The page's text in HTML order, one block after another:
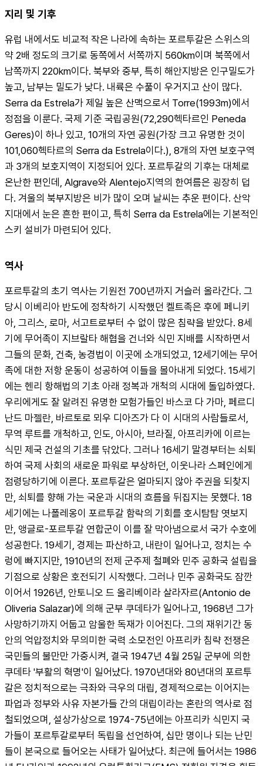
지리 및 기후
유럽 내에서도 비교적 작은 나라에 속하는 포르투갈은 스위스의
약 2배 정도의 크기로 동쪽에서 서쪽까지 560km이며 북쪽에서
남쪽까지 220km이다. 북부와 중부, 특히 해안지방은 인구밀도가
높고, 남부는 밀도가 낮다. 내륙은 수풀이 우거지고 산이 많다.
Serra da Estrela가 제일 높은 산맥으로서 Torre(1993m)에서
정점을 이룬다. 국제 기준 국립공원(72,290헥타르인 Peneda
Geres)이 하나 있고, 10개의 자연 공원(가장 크고 유명한 것이
101,060헥타르의 Serra da Estrela이다.), 8개의 자연 보호구역
과 3개의 보호지역이 지정되어 있다. 포르투갈의 기후는 대체로
온난한 편인데, Algrave와 Alentejo지역의 한여름은 굉장히 덥
다. 겨울의 북부지방은 비가 많이 오며 날씨는 추운 편이다. 산악
지대에서 눈은 흔한 편이고, 특히 Serra da Estrela에는 기본적인
스키 설비가 마련되어 있다.
역사
포르투갈의 초기 역사는 기원전 700년까지 거슬러 올라간다. 그
당시 이베리아 반도에 정착하기 시작했던 켈트족은 후에 페니키
아, 그리스, 로마, 서고트로부터 수 없이 많은 침략을 받았다. 8세
기에 무어족이 지브랄타 해협을 건너와 식민 지배를 시작하면서
그들의 문화, 건축, 농경법이 이곳에 소개되었고, 12세기에는 무어
족에 대한 저항 운동이 성공하여 이들을 몰아내게 되었다. 15세기
에는 헨리 항해법의 기초 아래 정복과 개척의 시대에 돌입하였다.
우리에게도 잘 알려진 유명한 모험가들인 바스코 다 가마, 페르디
난드 마젤란, 바르토로 뫼우 디아즈가 다 이 시대의 사람들로서,
무역 루트를 개척하고, 인도, 아시아, 브라질, 아프리카에 이르는
식민 제국 건설의 기초를 닦았다. 그러나 16세기 말경부터는 쇠퇴
하여 국제 사회의 새로운 파워로 부상하던, 이웃나라 스페인에게
점령당하기에 이른다. 포르투갈은 얼마되지 않아 주권을 되찾지
만, 쇠퇴를 향해 가는 국운과 시대의 흐름을 뒤집지는 못했다. 18
세기에는 나폴레옹이 포르투갈 함락의 기회를 호시탐탐 엿보지
만, 앵글로-포르투갈 연합군이 이를 잘 막아냄으로서 국가 수호에
성공한다. 19세기, 경제는 파산하고, 내란이 일어나고, 정치는 수
렁에 빠지지만, 1910년의 전제 군주제 철폐와 민주 공화국 설립을
기점으로 상황은 호전되기 시작했다. 그러나 민주 공화국도 잠깐
이어서 1926년, 안토니오 드 올리베이라 살라자르(Antonio de
Oliveria Salazar)에 의해 군부 쿠데타가 일어나고, 1968년 그가
사망하기까지 어둡고 암울한 독재가 이어진다. 그의 재위기간 동
안의 억압정치와 무의미한 국력 소모전인 아프리카 침략 전쟁은
국민들의 불만만 가중시켜, 결국 1947년 4월 25일 군부에 의한
쿠데타 '부활의 혁명'이 일어났다. 1970년대와 80년대의 포르투
갈은 정치적으로는 극좌와 극우의 대립, 경제적으로는 이어지는
파업과 정부와 사유 자본가들 간의 대립이라는 혼란의 역사로 점
철되었으며, 설상가상으로 1974-75년에는 아프리카 식민지 국
가들이 포르투갈로부터 독립을 선언하여, 십만 명이나 되는 난민
들이 본국으로 들어오는 사태가 일어났다. 최근에 들어서는 1986